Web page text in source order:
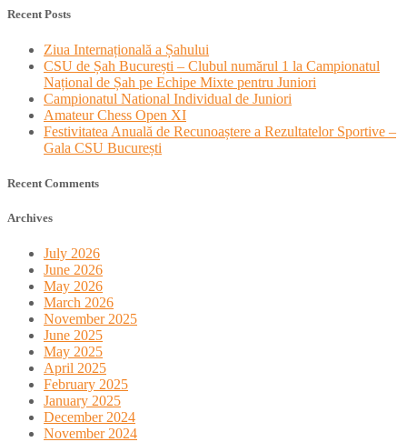
Recent Posts
Ziua Internațională a Șahului
CSU de Șah București – Clubul numărul 1 la Campionatul
Național de Șah pe Echipe Mixte pentru Juniori
Campionatul National Individual de Juniori
Amateur Chess Open XI
Festivitatea Anuală de Recunoaștere a Rezultatelor Sportive –
Gala CSU București
Recent Comments
Archives
July 2026
June 2026
May 2026
March 2026
November 2025
June 2025
May 2025
April 2025
February 2025
January 2025
December 2024
November 2024